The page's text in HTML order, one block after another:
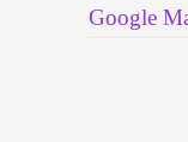
Google